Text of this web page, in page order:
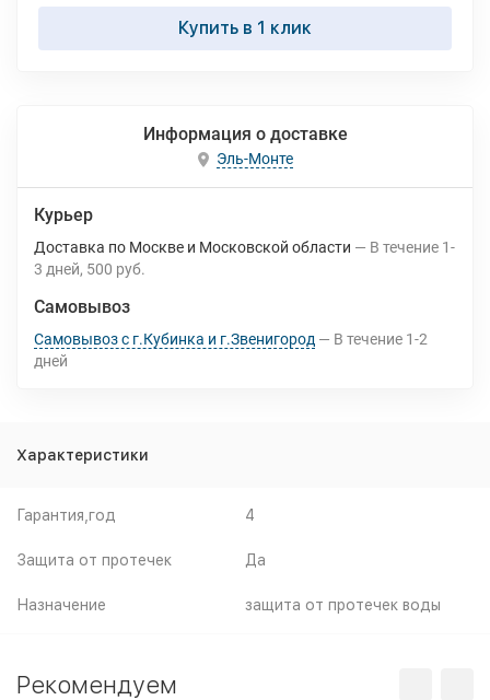
Купить в 1 клик
Информация о доставке
Эль-Монте
Курьер
Доставка по Москве и Московской области В течение 1-
3 дней 500 руб.
Самовывоз
Самовывоз с г.Кубинка и г.Звенигород В течение 1-2
дней
Характеристики
Гарантия,год 4
Защита от протечек Да
Назначение защита от протечек воды
Рекомендуем